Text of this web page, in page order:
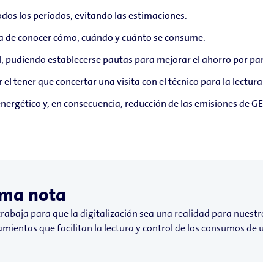
los períodos, evitando las estimaciones.
de conocer cómo, cuándo y cuánto se consume.
pudiendo establecerse pautas para mejorar el ahorro por
tener que concertar una visita con el técnico para la
y, en consecuencia, reducción de las emisiones de
nota
para que la digitalización sea una realidad para
que facilitan la lectura y control de los consumos de